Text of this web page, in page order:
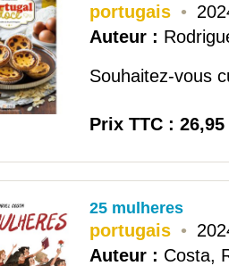
portugais •
Auteur :
Souhaitez-vous
Prix TTC : 26,95
25 mulheres
portugais •
Auteur : Costa,